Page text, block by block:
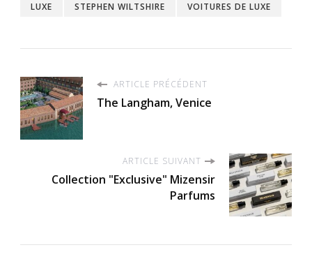
LUXE
STEPHEN WILTSHIRE VOITURES DE LUXE
ARTICLE PRÉCÉDENT
The Langham, Venice
ARTICLE SUIVANT
Collection "Exclusive" Mizensir
Parfums